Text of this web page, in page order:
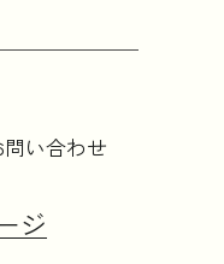
い合わせ
ジ